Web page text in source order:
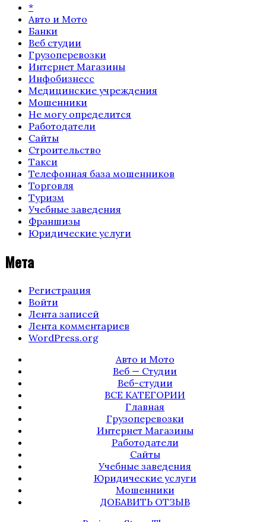
*
Авто и Мото
Банки
Веб студии
Грузоперевозки
Интернет Магазины
Инфобизнесс
Медицинские учреждения
Мошенники
Не могу определится
Работодатели
Сайты
Строительство
Такси
Телефонная база мошенников
Торговля
Туризм
Учебные заведения
Франшизы
Юридические услуги
Мета
Регистрация
Войти
Лента записей
Лента комментариев
WordPress.org
Авто и Мото
Веб — Студии
Веб-студии
ВСЕ КАТЕГОРИИ
Главная
Грузоперевозки
Интернет Магазины
Работодатели
Сайты
Учебные заведения
Юридические услуги
Мошенники
ДОБАВИТЬ ОТЗЫВ